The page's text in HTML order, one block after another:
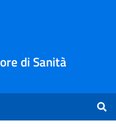
di Sanità